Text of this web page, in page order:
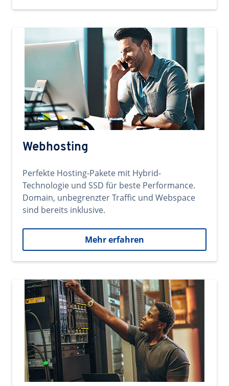
Webhosting
Perfekte Hosting-Pakete mit Hybrid-
Technologie und SSD für beste Performance.
Domain, unbegrenzter Traffic und Webspace
sind bereits inklusive.
Mehr erfahren